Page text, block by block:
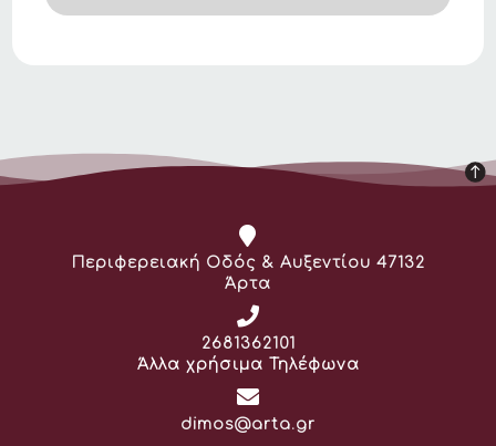
Διεύθυνση:
Περιφερειακή Οδός & Αυξεντίου 47132
Άρτα
Τηλέφωνο:
2681362101
Άλλα χρήσιμα Τηλέφωνα
Email:
dimos@arta.gr